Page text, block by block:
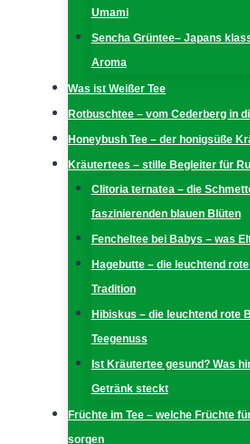
Umami
Sencha Grüntee– Japans
Aroma
Was ist Weißer Tee
Rotbuschtee – vom Cederberg in
Honeybush Tee – der honigsüße
Kräutertees – stille Begleiter für
Clitoria ternatea – die
faszinierenden blauen Blüten
Fencheltee bei Babys – was
Hagebutte – die leuchtend
Tradition
Hibiskus – die leuchtend rote
Teegenuss
Ist Kräutertee gesund? Was
Getränk steckt
Früchte im Tee – welche Früchte
sorgen